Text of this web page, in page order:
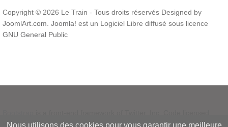
Copyright © 2026 Le Train - Tous droits réservés Designed by
JoomlArt.com Joomla! est un Logiciel Libre diffusé sous licence
GNU General Public
underMIT License.
Nous utilisons des cookies pour vous garantir une meilleure